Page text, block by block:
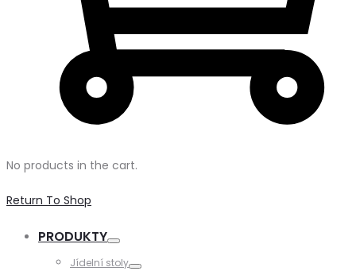
No products in the cart.
Return To Shop
PRODUKTY
Jídelní stoly